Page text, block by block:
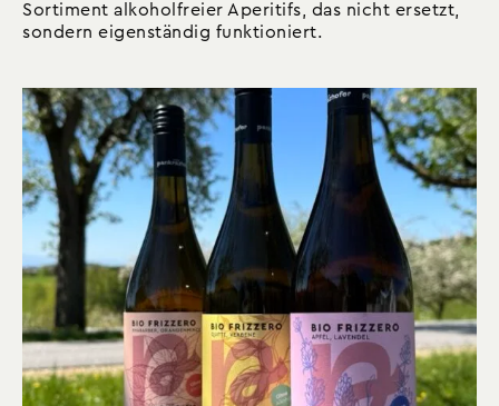
Sortiment alkoholfreier Aperitifs, das nicht ersetzt,
sondern eigenständig funktioniert.